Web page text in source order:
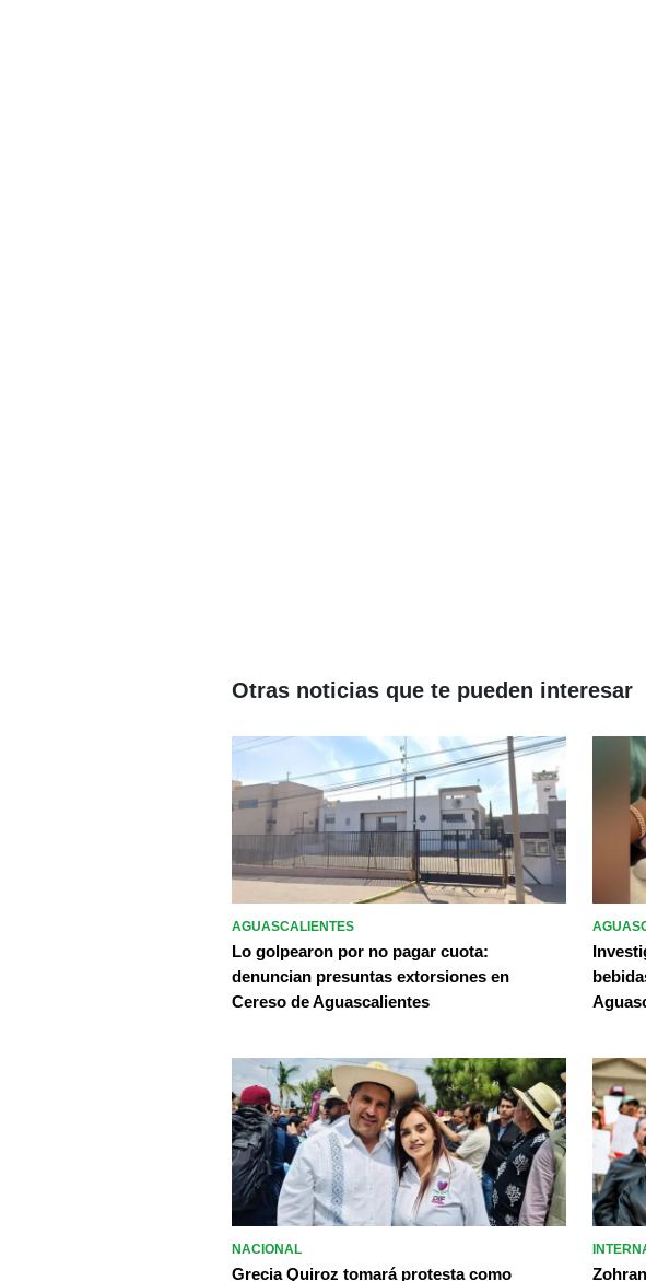
Otras noticias que te pueden interesar
AGUASCALIENTES
Lo golpearon por no pagar cuota:
denuncian presuntas extorsiones en
Cereso de Aguascalientes
NACIONAL
Grecia Quiroz tomará protesta como